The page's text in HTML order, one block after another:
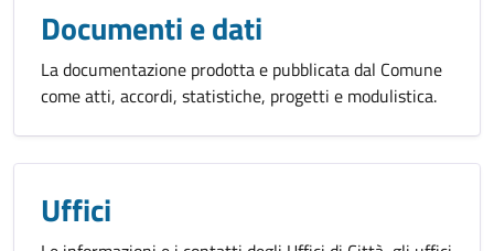
Documenti e dati
La documentazione prodotta e pubblicata dal Comune
come atti, accordi, statistiche, progetti e modulistica.
Uffici